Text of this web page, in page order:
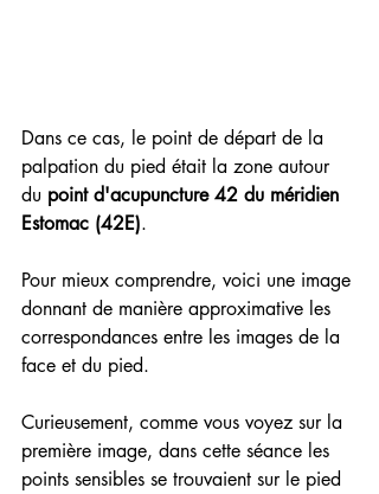
Dans ce cas, le point de départ de la
palpation du pied était la zone autour
du point d'acupuncture 42 du méridien
Estomac (42E).
Pour mieux comprendre, voici une image
donnant de manière approximative les
correspondances entre les images de la
face et du pied.
Curieusement, comme vous voyez sur la
première image, dans cette séance les
points sensibles se trouvaient sur le pied